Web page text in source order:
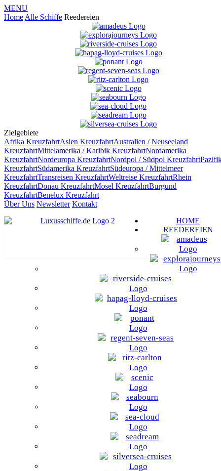
MENU
Home Alle Schiffe Reedereien
Zielgebiete
Afrika KreuzfahrtAsien KreuzfahrtAustralien / Neuseeland
KreuzfahrtMittelamerika / Karibik KreuzfahrtNordamerika
KreuzfahrtNordeuropa KreuzfahrtNordpol / Südpol Kreuzfahrt
KreuzfahrtSüdamerika KreuzfahrtSüdeuropa / Mittelmeer
KreuzfahrtTransreisen KreuzfahrtWeltreise KreuzfahrtRhein
KreuzfahrtDonau KreuzfahrtMosel KreuzfahrtBurgund
KreuzfahrtBenelux Kreuzfahrt
Über Uns Newsletter Kontakt
HOME
REEDEREIEN